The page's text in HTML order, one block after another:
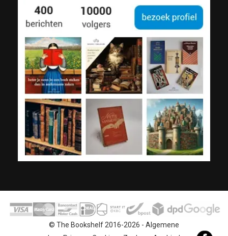
© The Bookshelf 2016-2026 - Algemene